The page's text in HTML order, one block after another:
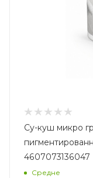
Су-куш микро
4607073136047
Средне